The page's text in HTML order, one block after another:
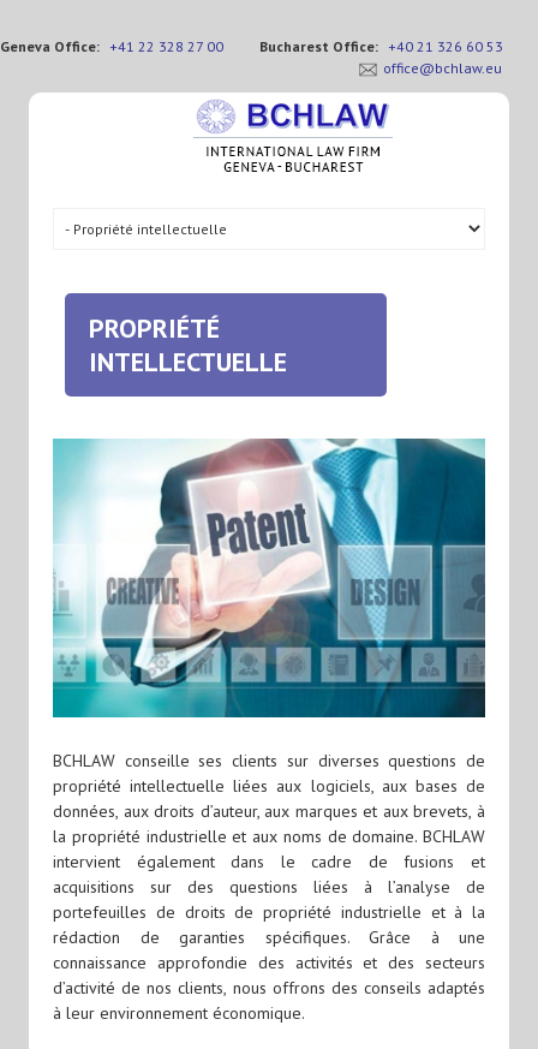
Geneva Office: +41 22 328 27 00 Bucharest Office: +40 21 326 60 53
office@bchlaw.eu
PROPRIÉTÉ
INTELLECTUELLE
BCHLAW conseille ses clients sur diverses questions de
propriété intellectuelle liées aux logiciels, aux bases de
données, aux droits d’auteur, aux marques et aux brevets, à
la propriété industrielle et aux noms de domaine. BCHLAW
intervient également dans le cadre de fusions et
acquisitions sur des questions liées à l’analyse de
portefeuilles de droits de propriété industrielle et à la
rédaction de garanties spécifiques. Grâce à une
connaissance approfondie des activités et des secteurs
d’activité de nos clients, nous offrons des conseils adaptés
à leur environnement économique.